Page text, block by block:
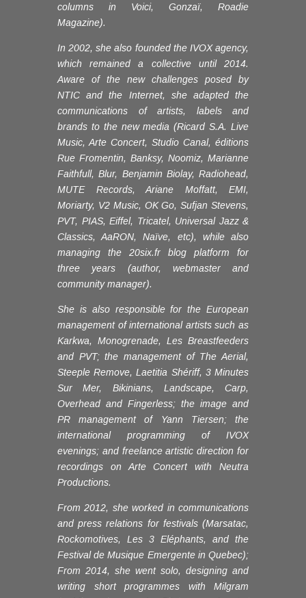
columns in Voici, Gonzaï, Roadie
Magazine).
In 2002, she also founded the IVOX agency,
which remained a collective until 2014.
Aware of the new challenges posed by
NTIC and the Internet, she adapted the
communications of artists, labels and
brands to the new media (Ricard S.A. Live
Music, Arte Concert, Studio Canal, éditions
Rue Fromentin, Banksy, Noomiz, Marianne
Faithfull, Blur, Benjamin Biolay, Radiohead,
MUTE Records, Ariane Moffatt, EMI,
Moriarty, V2 Music, OK Go, Sufjan Stevens,
PVT, PIAS, Eiffel, Tricatel, Universal Jazz &
Classics, AaRON, Naïve, etc), while also
managing the 20six.fr blog platform for
three years (author, webmaster and
community manager).
She is also responsible for the European
management of international artists such as
Karkwa, Monogrenade, Les Breastfeeders
and PVT; the management of The Aerial,
Steeple Remove, Laetitia Shériff, 3 Minutes
Sur Mer, Bikinians, Landscape, Carp,
Overhead and Fingerless; the image and
PR management of Yann Tiersen; the
international programming of IVOX
evenings; and freelance artistic direction for
recordings on Arte Concert with Neutra
Productions.
From 2012, she worked in communications
and press relations for festivals (Marsatac,
Rockomotives, Les 3 Eléphants, and the
Festival de Musique Emergente in Quebec);
From 2014, she went solo, designing and
writing short programmes with Milgram